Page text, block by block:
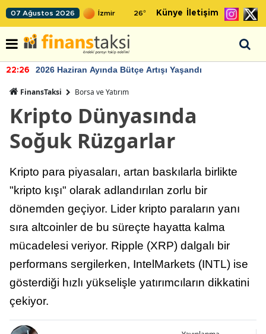
07 Ağustos 2026 26° Künye İletişim
22:26 2026 Haziran Ayında Bütçe Artışı Yaşandı
FinansTaksi Borsa ve Yatırım
Kripto Dünyasında
Soğuk Rüzgarlar
Kripto para piyasaları, artan baskılarla birlikte
"kripto kışı" olarak adlandırılan zorlu bir
dönemden geçiyor. Lider kripto paraların yanı
sıra altcoinler de bu süreçte hayatta kalma
mücadelesi veriyor. Ripple (XRP) dalgalı bir
performans sergilerken, IntelMarkets (INTL) ise
gösterdiği hızlı yükselişle yatırımcıların dikkatini
çekiyor.